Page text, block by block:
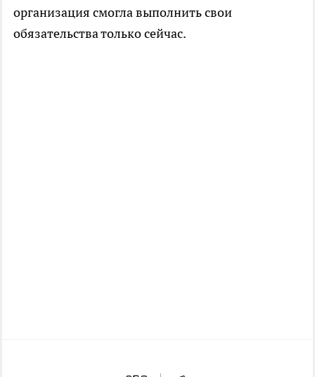
организация смогла выполнить свои
обязательства только сейчас.